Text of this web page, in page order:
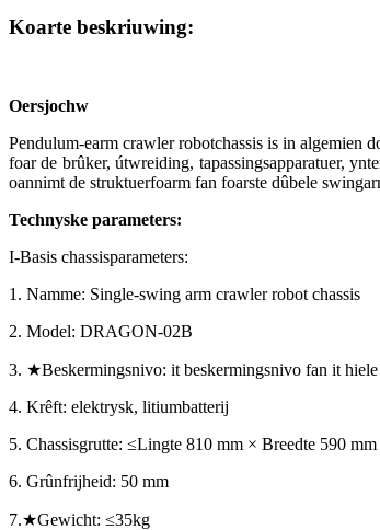
Koarte beskriuwing:
Oersjochw
Pendulum-earm crawler robotchassis is in algemien
foar de brûker, útwreiding, tapassingsapparatuer,
oannimt de struktuerfoarm fan foarste dûbele
Technyske parameters:
I-Basis chassisparameters:
1. Namme: Single-swing arm crawler robot chassis
2. Model: DRAGON-02B
3. ★Beskermingsnivo: it beskermingsnivo fan it hiele
4. Krêft: elektrysk, litiumbatterij
5. Chassisgrutte: ≤Lingte 810 mm × Breedte 590
6. Grûnfrijheid: 50 mm
7.★Gewicht: ≤35kg